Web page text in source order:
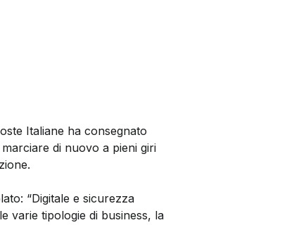
Italiane ha consegnato
di nuovo a pieni giri
“Digitale e sicurezza
varie tipologie di business, la